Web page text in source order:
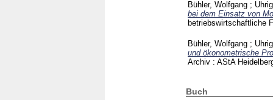
Bühler, Wolfgang ;
bei dem Einsatz von
betriebswirtschaftliche
Bühler, Wolfgang ;
und ökonometrische
Archiv : AStA
Buch